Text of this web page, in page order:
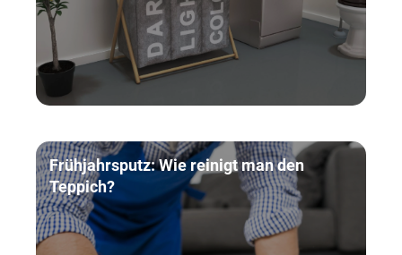
Frühjahrsputz: Wie reinigt man den
Teppich?